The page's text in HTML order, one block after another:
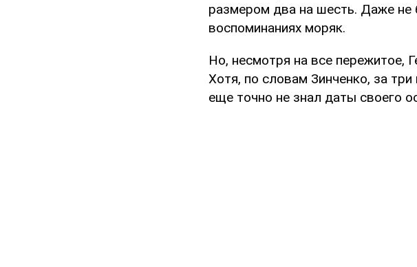
размером два на шесть. Даже не
воспоминаниях моряк.
Но, несмотря на все пережитое,
Хотя, по словам Зинченко, за
еще точно не знал даты своего